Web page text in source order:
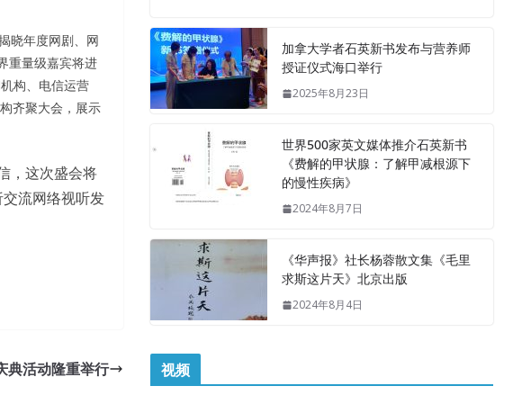
晓年度网剧、网
重量级嘉宾将进
构、电信运营
齐聚大会，展示
，这次盛会将
流网络视听发
典活动隆重举行
加拿大学者石英新书发布与营养师
授证仪式海口举行
2025年8月23日
世界500家英文媒体推介石英新书
《费解的甲状腺：了解甲减根源下
的慢性疾病》
2024年8月7日
《华声报》社长杨蓉散文集《毛里
求斯这片天》北京出版
2024年8月4日
视频